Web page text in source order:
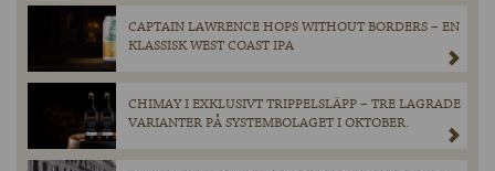
CAPTAIN LAWRENCE HOPS WITHOUT BORDERS – EN
KLASSISK WEST COAST IPA
CHIMAY I EXKLUSIVT TRIPPELSLÄPP – TRE LAGRADE
VARIANTER PÅ SYSTEMBOLAGET I OKTOBER.